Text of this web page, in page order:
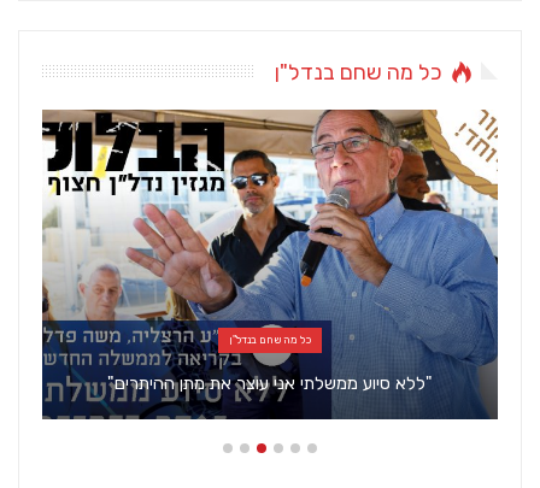
כל מה שחם בנדל"ן
כל מה שחם בנדל"ן
"ללא סיוע ממשלתי אני עוצר את מתן ההיתרים"